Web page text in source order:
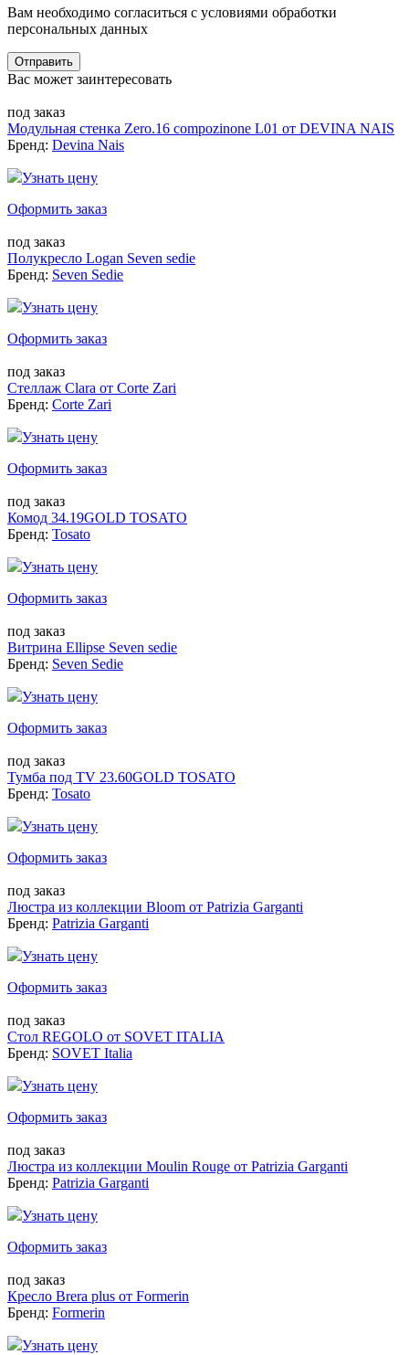
Вам необходимо согласиться с условиями обработки
персональных данных
Отправить
Вас может заинтересовать
под заказ
Модульная стенка Zero.16 compozinone L01 от DEVINA NAIS
Бренд: Devina Nais
Узнать цену
Оформить заказ
под заказ
Полукресло Logan Seven sedie
Бренд: Seven Sedie
Узнать цену
Оформить заказ
под заказ
Стеллаж Clara от Corte Zari
Бренд: Corte Zari
Узнать цену
Оформить заказ
под заказ
Комод 34.19GOLD TOSATO
Бренд: Tosato
Узнать цену
Оформить заказ
под заказ
Витрина Ellipse Seven sedie
Бренд: Seven Sedie
Узнать цену
Оформить заказ
под заказ
Тумба под TV 23.60GOLD TOSATO
Бренд: Tosato
Узнать цену
Оформить заказ
под заказ
Люстра из коллекции Bloom от Patrizia Garganti
Бренд: Patrizia Garganti
Узнать цену
Оформить заказ
под заказ
Стол REGOLO от SOVET ITALIA
Бренд: SOVET Italia
Узнать цену
Оформить заказ
под заказ
Люстра из коллекции Moulin Rouge от Patrizia Garganti
Бренд: Patrizia Garganti
Узнать цену
Оформить заказ
под заказ
Кресло Brera plus от Formerin
Бренд: Formerin
Узнать цену